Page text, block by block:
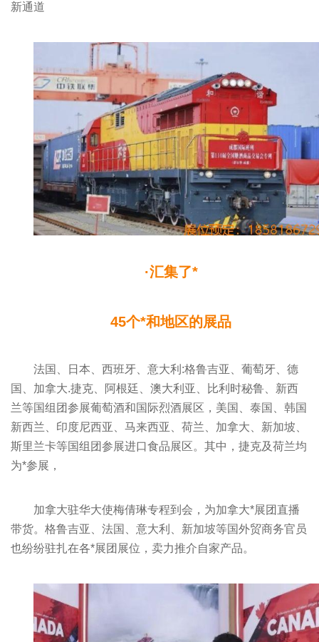
新通道
·汇集了*
45个*和地区的展品
法国、日本、西班牙、意大利:格鲁吉亚、葡萄牙、德
国、加拿大.捷克、阿根廷、澳大利亚、比利时秘鲁、新西
兰等国组团参展葡萄酒和国际烈酒展区，美国、泰国、韩国
新西兰、印度尼西亚、马来西亚、荷兰、加拿大、新加坡、
斯里兰卡等国组团参展进口食品展区。其中，捷克及荷兰均
为*参展，
加拿大驻华大使梅倩琳专程到会，为加拿大*展团直播
带货。格鲁吉亚、法国、意大利、新加坡等国外贸商务官员
也纷纷驻扎在各*展团展位，卖力推介自家产品。